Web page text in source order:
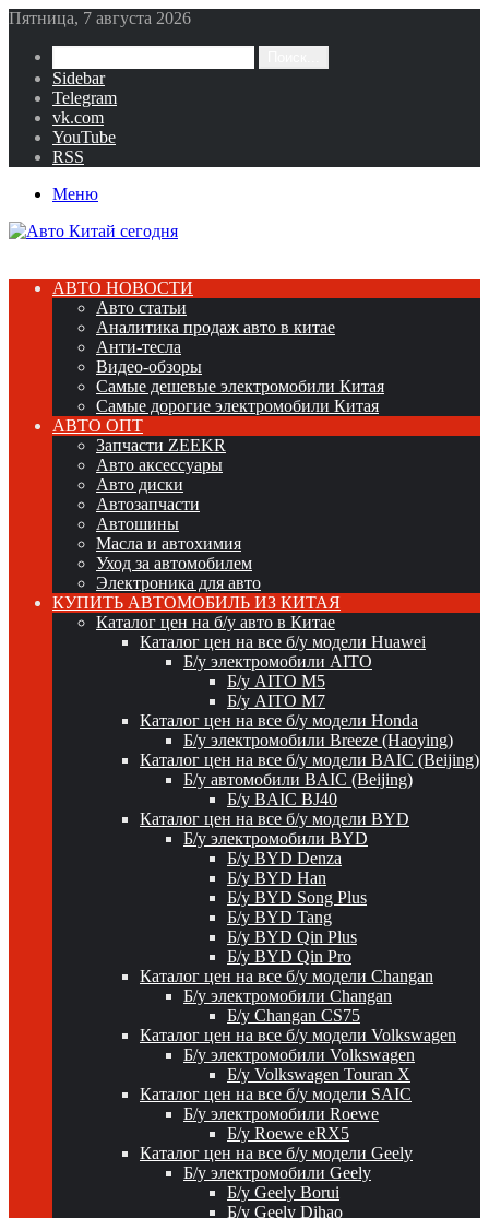
Пятница, 7 августа 2026
Sidebar
Telegram
vk.com
YouTube
RSS
Меню
АВТО НОВОСТИ
Авто статьи
Аналитика продаж авто в китае
Анти-тесла
Видео-обзоры
Самые дешевые электромобили Китая
Самые дорогие электромобили Китая
АВТО ОПТ
Запчасти ZEEKR
Авто аксессуары
Авто диски
Автозапчасти
Автошины
Масла и автохимия
Уход за автомобилем
Электроника для авто
КУПИТЬ АВТОМОБИЛЬ ИЗ КИТАЯ
Каталог цен на б/у авто в Китае
Каталог цен на все б/у модели Huawei
Б/у электромобили AITO
Б/у AITO M5
Б/у AITO M7
Каталог цен на все б/у модели Honda
Б/у электромобили Breeze (Haoying)
Каталог цен на все б/у модели BAIC (Beijing)
Б/у автомобили BAIC (Beijing)
Б/у BAIC BJ40
Каталог цен на все б/у модели BYD
Б/у электромобили BYD
Б/у BYD Denza
Б/у BYD Han
Б/у BYD Song Plus
Б/у BYD Tang
Б/у BYD Qin Plus
Б/у BYD Qin Pro
Каталог цен на все б/у модели Changan
Б/у электромобили Changan
Б/у Changan CS75
Каталог цен на все б/у модели Volkswagen
Б/у электромобили Volkswagen
Б/у Volkswagen Touran X
Каталог цен на все б/у модели SAIC
Б/у электромобили Roewe
Б/у Roewe eRX5
Каталог цен на все б/у модели Geely
Б/у электромобили Geely
Б/у Geely Borui
Б/у Geely Dihao